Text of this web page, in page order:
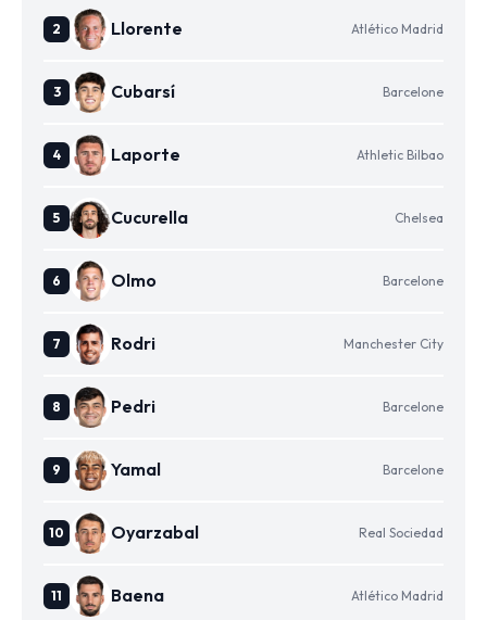
Llorente Atlético Madrid
Cubarsí Barcelone
Laporte Athletic Bilbao
Cucurella Chelsea
Olmo Barcelone
Rodri Manchester City
Pedri Barcelone
Yamal Barcelone
Oyarzabal Real Sociedad
Baena Atlético Madrid